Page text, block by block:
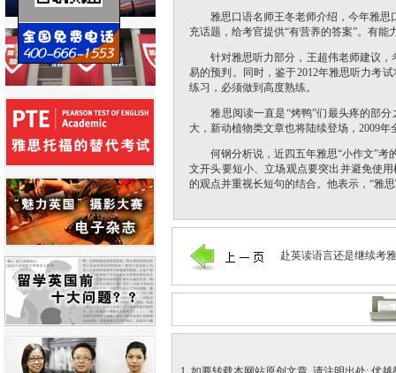
雅思口语名师王冬老师介绍，今年雅思口
充话题，给考官提供“有营养的答案”。有
针对雅思听力部分，王超伟老师建议，考
易的预判。同时，鉴于2012年雅思听力考
练习，必须做到高度熟练。
雅思阅读一直是“烤鸭”们最头疼的部分
大，新动植物类文章也将陆续登场，2009
何钢分析说，近四五年雅思“小作文”考
文开头要短小、立场观点要突出并避免使
的观点并重视长短句的结合。他表示，“雅
赴英读语言还是继续考